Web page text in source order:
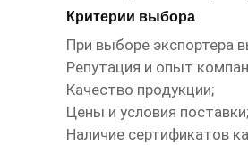
Критерии выбора
При выборе экспортера
Репутация и опыт
Качество продукции;
Цены и условия поставки;
Наличие сертификатов